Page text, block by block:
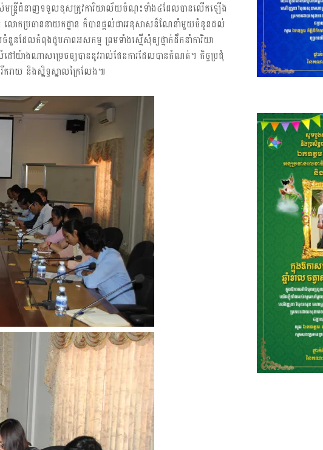
បស់​​មន្ត្រី​​​ជំនាញ​​​​ទទួល​​​ខុស​​​ត្រូ​វ​​កា​រិយា​ល័យ​​ចំណុះ​​ទាំង​​៤​​ដែល​បាន​លើក​ឡើង​
មក​​ លោក​ប្រធាន​នាយកដ្ឋាន​ ​ក៏​បាន​​ផ្តល់​​ជា​​អ​នុសាសន៏​​​ណែ​​នាំ​​មួយ​​ចំនួន​​ដល់​​
ដែល​​កំ​ពុង​ជួប​​ភាព​អ​​សកម្ម​​ ​ព្រម​ទាំង​​ស្នើ​​សុំ​ឲ្យ​ថ្នាក់​​ដឹក​​នាំ​​ការិយា​​
ដៅ​​យ៉ាង​​ណា​​សម្រេច​​ឲ្យ​​បា​ន​​នូវ​​រាល់​​ផែន​​ការ​​ដែ​ល​​បាន​​កំណត់​។ កិច្ច​​ប្រជុំ​​
រាយ​ និង​ស្និទ្ធ​ស្នាល​ក្រៃ​លែង​៕